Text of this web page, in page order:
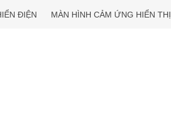
ĐIỆN MÀN HÌNH CẢM ỨNG HIỂN THỊ